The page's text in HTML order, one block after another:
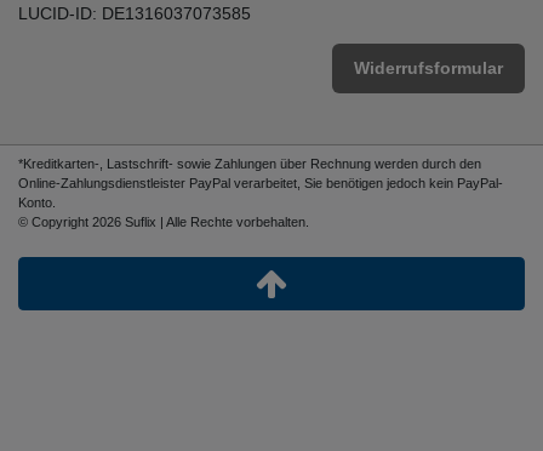
LUCID-ID: DE1316037073585
Widerrufsformular
*Kreditkarten-, Lastschrift- sowie Zahlungen über Rechnung werden durch den
Online-Zahlungsdienstleister PayPal verarbeitet, Sie benötigen jedoch kein PayPal-
Konto.
© Copyright 2026 Suflix | Alle Rechte vorbehalten.